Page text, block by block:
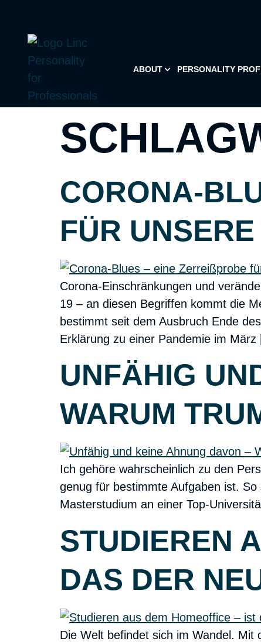
ABOUT PERSONALITY
CORONA-
ÜR UNSERE
Corona-Einschränkungen und
19 – an diesen Begriffen kommt die
bestimmt seit dem Ausbruch Ende
Erklärung zu einer Pandemie im
UNFÄHIG
WARUM
Ich gehöre wahrscheinlich zu den
genug für bestimmte Aufgaben ist.
Masterstudium an einer Top-
STUDIEREN
DAS DER
Die Welt befindet sich im Wandel.